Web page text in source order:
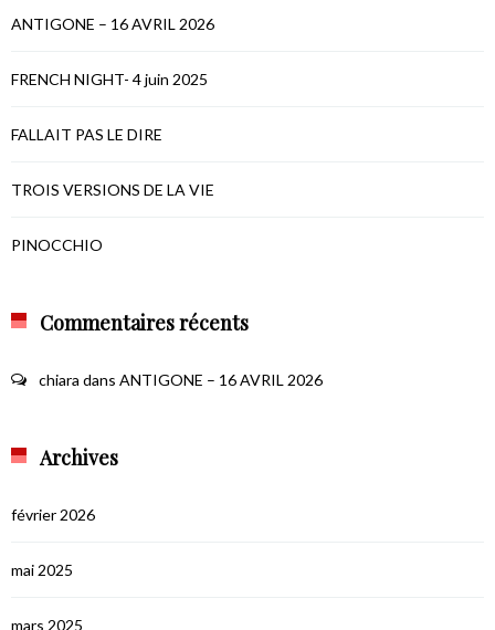
ANTIGONE – 16 AVRIL 2026
FRENCH NIGHT- 4 juin 2025
FALLAIT PAS LE DIRE
TROIS VERSIONS DE LA VIE
PINOCCHIO
Commentaires récents
chiara dans ANTIGONE – 16 AVRIL 2026
Archives
février 2026
mai 2025
mars 2025